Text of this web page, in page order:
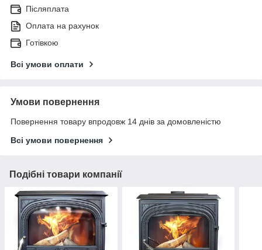
Післяплата
Оплата на рахунок
Готівкою
Всі умови оплати
Умови повернення
Повернення товару впродовж 14 днів за домовленістю
Всі умови повернення
Подібні товари компанії